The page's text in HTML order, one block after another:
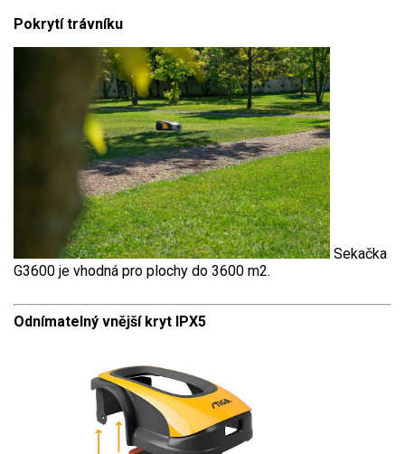
Pokrytí trávníku
Sekačka
G3600 je vhodná pro plochy do 3600 m2.
Odnímatelný vnější kryt IPX5